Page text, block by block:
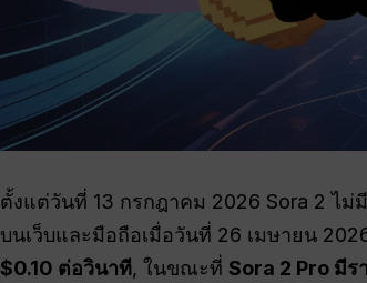
ตั้งแต่วันที่ 13 กรกฎาคม 2026 Sora 2 ไม่
บนเว็บและมือถือเมื่อวันที่ 26 เมษายน
$0.10 ต่อวินาที, ในขณะที่ Sora 2 Pro มี